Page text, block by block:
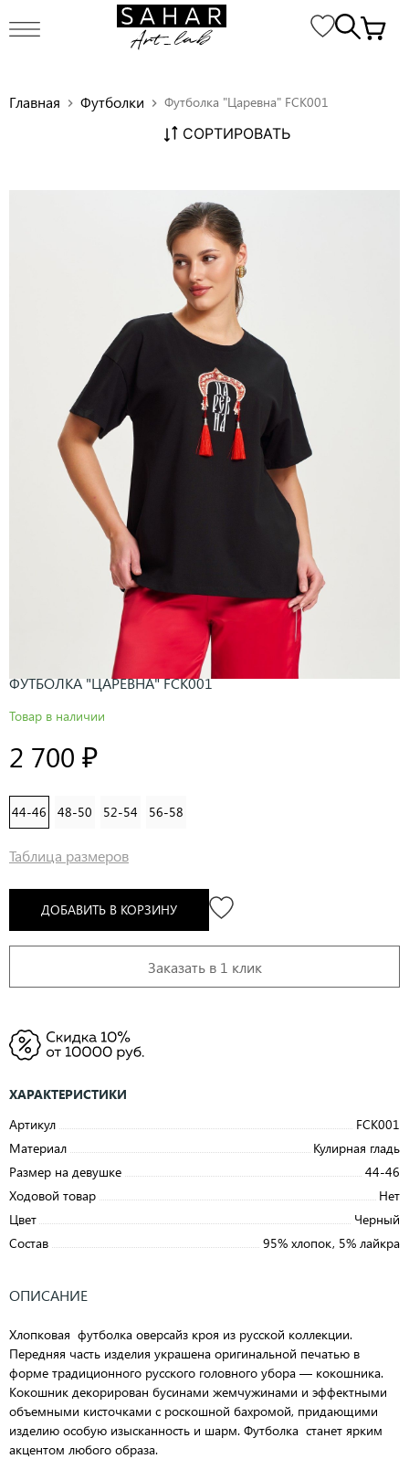
Главная chevron_right Футболки chevron_right Футболка "Царевна" FCK001
СОРТИРОВАТЬ
ФУТБОЛКА "ЦАРЕВНА" FCK001
Товар в наличии
2 700 ₽
44-46 48-50 52-54 56-58
Таблица размеров
ДОБАВИТЬ В КОРЗИНУ
Заказать в 1 клик
ХАРАКТЕРИСТИКИ
Артикул
FCK001
Материал
Кулирная гладь
Размер на девушке
44-46
Ходовой товар
Нет
Цвет
Черный
Состав
95% хлопок, 5% лайкра
ОПИСАНИЕ
Хлопковая футболка оверсайз кроя из русской коллекции.
Передняя часть изделия украшена оригинальной печатью в
форме традиционного русского головного убора — кокошника.
Кокошник декорирован бусинами жемчужинами и эффектными
объемными кисточками с роскошной бахромой, придающими
изделию особую изысканность и шарм. Футболка станет ярким
акцентом любого образа.